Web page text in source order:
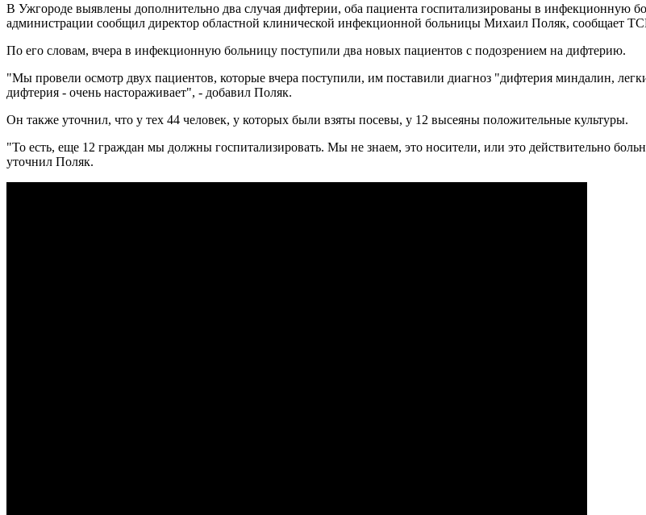
В Ужгороде выявлены дополнительно два случая дифтерии, оба пациента госпитализированы в инфекционную
администрации сообщил директор областной клинической инфекционной больницы Михаил Поляк, сообщает
По его словам, вчера в инфекционную больницу поступили два новых пациентов с подозрением на дифтерию.
"Мы провели осмотр двух пациентов, которые вчера поступили, им поставили диагноз "дифтерия миндалин,
дифтерия - очень настораживает", - добавил Поляк.
Он также уточнил, что у тех 44 человек, у которых были взяты посевы, у 12 высеяны положительные культуры.
"То есть, еще 12 граждан мы должны госпитализировать. Мы не знаем, это носители, или это действительно
уточнил Поляк.